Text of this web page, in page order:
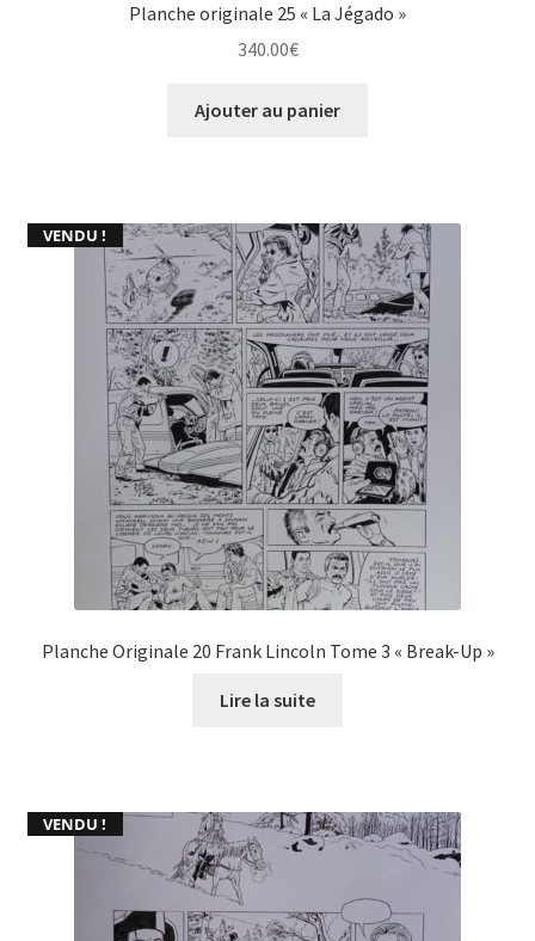
Planche originale 25 « La Jégado »
340.00€
Ajouter au panier
VENDU !
Planche Originale 20 Frank Lincoln Tome 3 « Break-Up »
Lire la suite
VENDU !